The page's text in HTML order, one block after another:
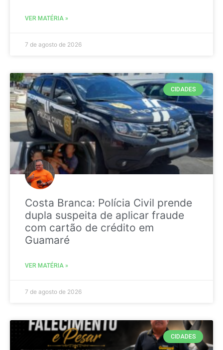
VER MATÉRIA »
7 de agosto de 2026
CIDADES
Costa Branca: Polícia Civil prende
dupla suspeita de aplicar fraude
com cartão de crédito em
Guamaré
VER MATÉRIA »
7 de agosto de 2026
CIDADES